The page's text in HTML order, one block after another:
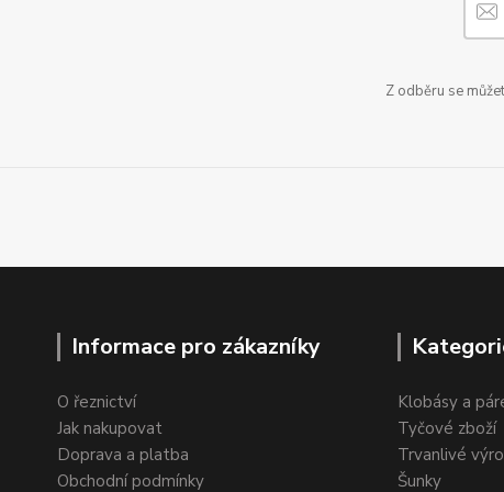
Z odběru se
Informace pro zákazníky
O řeznictví
Jak nakupovat
Doprava a platba
Obchodní podmínky
Klobásy a
Tyčové zboží
Trvanlivé
Šunky